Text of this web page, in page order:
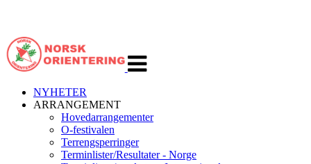
navigasjon
NYHETER
ARRANGEMENT
Hovedarrangementer
O-festivalen
Terrengsperringer
Terminlister/Resultater - Norge